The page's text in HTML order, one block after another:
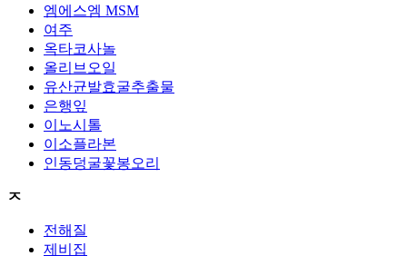
엠에스엠 MSM
여주
옥타코사놀
올리브오일
유산균발효굴추출물
은행잎
이노시톨
이소플라본
인동덩굴꽃봉오리
ㅈ
전해질
제비집